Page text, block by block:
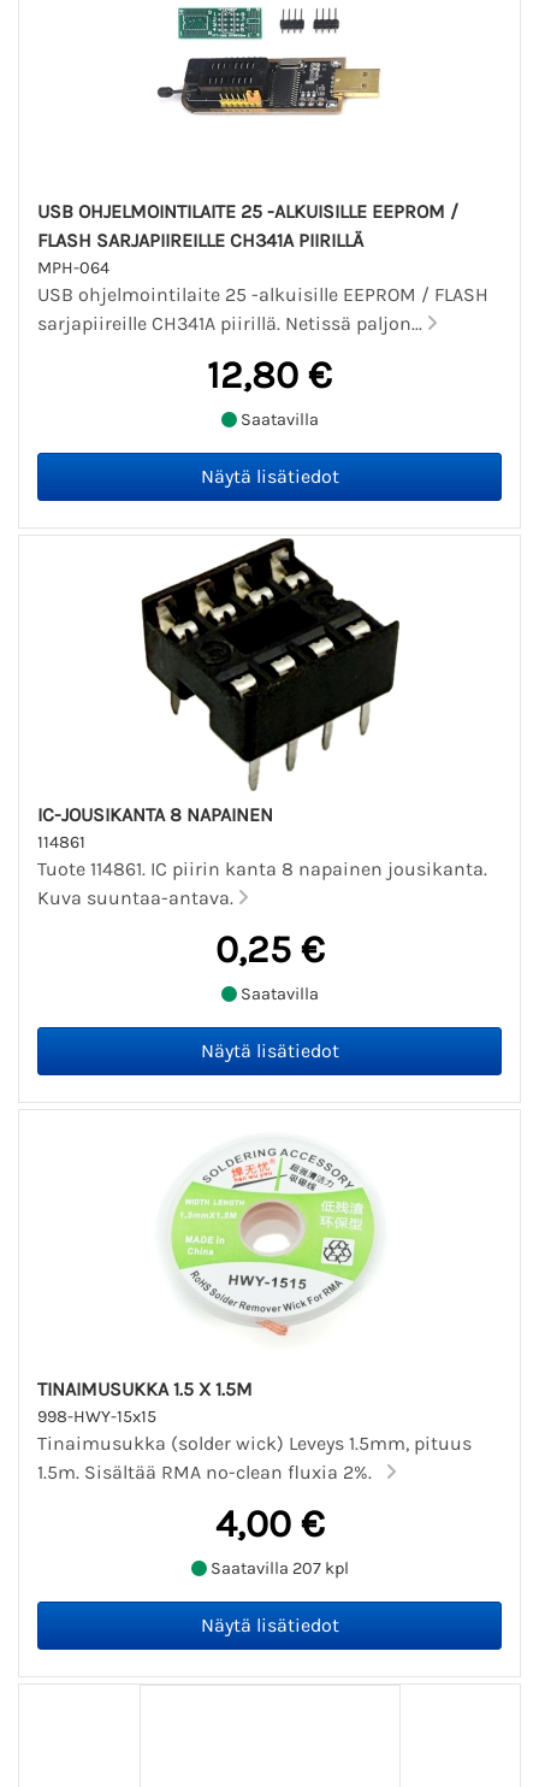
USB OHJELMOINTILAITE 25 -ALKUISILLE EEPROM /
FLASH SARJAPIIREILLE CH341A PIIRILLÄ
MPH-064
USB ohjelmointilaite 25 -alkuisille EEPROM / FLASH
sarjapiireille CH341A piirillä. Netissä paljon...
12,80 €
Saatavilla
IC-JOUSIKANTA 8 NAPAINEN
114861
Tuote 114861. IC piirin kanta 8 napainen jousikanta.
Kuva suuntaa-antava.
0,25 €
Saatavilla
TINAIMUSUKKA 1.5 X 1.5M
998-HWY-15x15
Tinaimusukka (solder wick) Leveys 1.5mm, pituus
1.5m. Sisältää RMA no-clean fluxia 2%.
4,00 €
Saatavilla 207 kpl